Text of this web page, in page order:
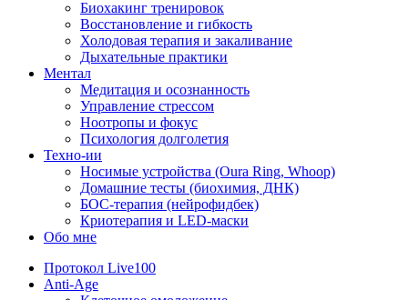
Биохакинг тренировок
Восстановление и гибкость
Холодовая терапия и закаливание
Дыхательные практики
Ментал
Медитация и осознанность
Управление стрессом
Ноотропы и фокус
Психология долголетия
Техно-ии
Носимые устройства (Oura Ring, Whoop)
Домашние тесты (биохимия, ДНК)
БОС-терапия (нейрофидбек)
Криотерапия и LED-маски
Обо мне
Протокол Live100
Anti-Age